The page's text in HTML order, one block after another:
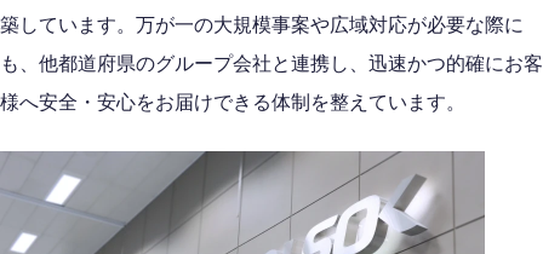
築しています。万が一の大規模事案や広域対応が必要な際に
も、他都道府県のグループ会社と連携し、迅速かつ的確にお客
様へ安全・安心をお届けできる体制を整えています。